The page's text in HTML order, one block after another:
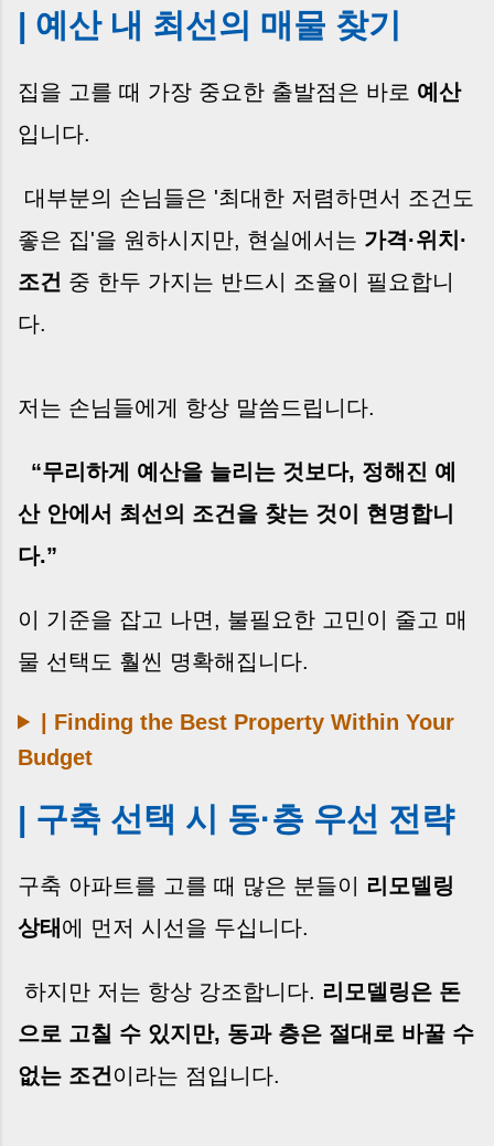
| 예산 내 최선의 매물 찾기
집을 고를 때 가장 중요한 출발점은 바로 예산
입니다.
대부분의 손님들은 '최대한 저렴하면서 조건도
좋은 집'을 원하시지만, 현실에서는 가격·위치·
조건 중 한두 가지는 반드시 조율이 필요합니
다.
저는 손님들에게 항상 말씀드립니다.
“무리하게 예산을 늘리는 것보다, 정해진 예
산 안에서 최선의 조건을 찾는 것이 현명합니
다.”
이 기준을 잡고 나면, 불필요한 고민이 줄고 매
물 선택도 훨씬 명확해집니다.
| Finding the Best Property Within Your
Budget
| 구축 선택 시 동·층 우선 전략
구축 아파트를 고를 때 많은 분들이 리모델링
상태 에 먼저 시선을 두십니다.
하지만 저는 항상 강조합니다. 리모델링은 돈
으로 고칠 수 있지만, 동과 층은 절대로 바꿀 수
없는 조건이라는 점입니다.